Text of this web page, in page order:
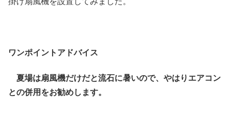
ワンポイントアドバイス
夏場は扇風機だけだと流石に暑いので、やはりエアコン
との併用をお勧めします。